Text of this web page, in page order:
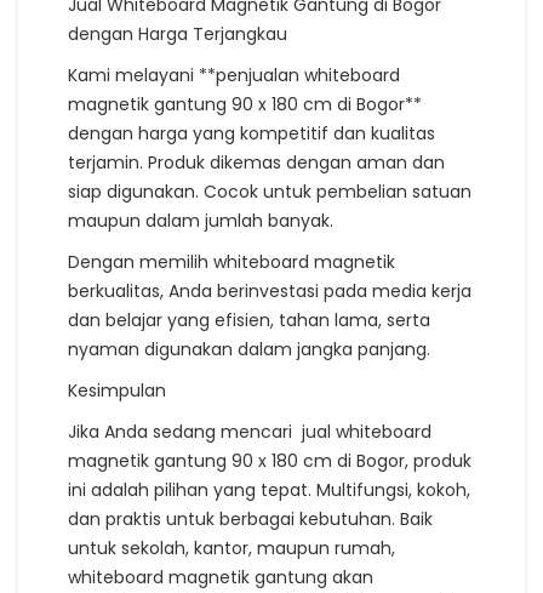
Jual Whiteboard Magnetik Gantung di Bogor
dengan Harga Terjangkau
Kami melayani **penjualan whiteboard
magnetik gantung 90 x 180 cm di Bogor**
dengan harga yang kompetitif dan kualitas
terjamin. Produk dikemas dengan aman dan
siap digunakan. Cocok untuk pembelian satuan
maupun dalam jumlah banyak.
Dengan memilih whiteboard magnetik
berkualitas, Anda berinvestasi pada media kerja
dan belajar yang efisien, tahan lama, serta
nyaman digunakan dalam jangka panjang.
Kesimpulan
Jika Anda sedang mencari jual whiteboard
magnetik gantung 90 x 180 cm di Bogor, produk
ini adalah pilihan yang tepat. Multifungsi, kokoh,
dan praktis untuk berbagai kebutuhan. Baik
untuk sekolah, kantor, maupun rumah,
whiteboard magnetik gantung akan